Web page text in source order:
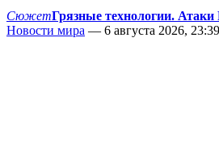
СюжетГрязные технологии.
Новости мира — 6 августа 2026, 23:39